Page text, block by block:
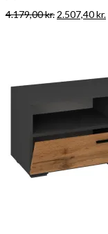
4.179,00kr. Den
2.507,40kr.